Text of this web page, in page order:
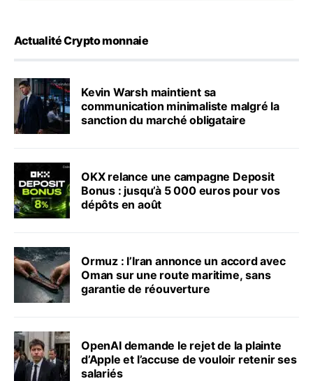
Actualité Crypto monnaie
Kevin Warsh maintient sa
communication minimaliste malgré la
sanction du marché obligataire
OKX relance une campagne Deposit
Bonus : jusqu’à 5 000 euros pour vos
dépôts en août
Ormuz : l’Iran annonce un accord avec
Oman sur une route maritime, sans
garantie de réouverture
OpenAI demande le rejet de la plainte
d’Apple et l’accuse de vouloir retenir ses
salariés